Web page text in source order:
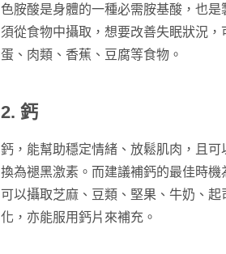
色胺酸是身體的一種必需胺基酸，也
須從食物中攝取，想要改善失眠狀況
蛋、肉類、香蕉、豆腐等食物。
2. 鈣
鈣，能幫助穩定情緒、放鬆肌肉，且
換為褪黑激素。而建議補鈣的最佳時
可以攝取芝麻、豆類、堅果、牛奶、
化，亦能服用鈣片來補充。